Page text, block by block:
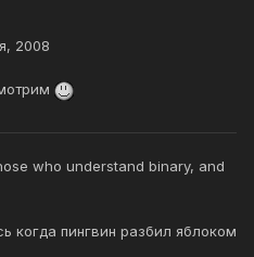
2008
who understand binary, and
когда пингвин разбил яблоком